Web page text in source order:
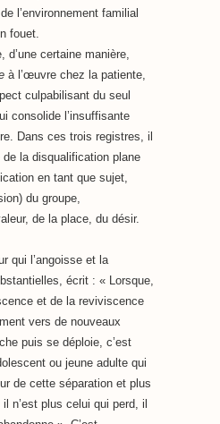
l’environnement familial
fouet.
d’une certaine manière,
à l’œuvre chez la patiente,
culpabilisant du seul
consolide l’insuffisante
Dans ces trois registres, il
de la disqualification plane
en tant que sujet,
du groupe,
de la place, du désir.
qui l’angoisse et la
écrit : « Lorsque,
et de la reviviscence
vers de nouveaux
puis se déploie, c’est
ou jeune adulte qui
de cette séparation et plus
n’est plus celui qui perd, il